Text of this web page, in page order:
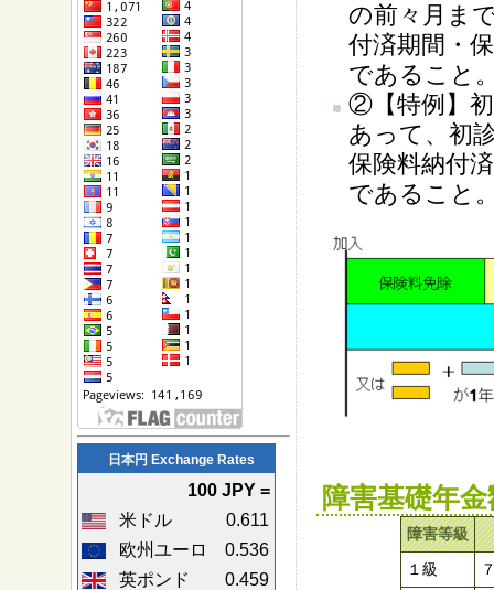
の前々月ま
付済期間・
であること
②【特例】初
あって、初
保険料納付
であること
障害基礎年金
障害等級
１級
日本円 Exchange Rates
100 JPY =
米ドル
0.611
欧州ユーロ
0.536
英ポンド
0.459